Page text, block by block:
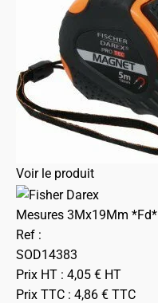
Voir le produit
Mesures 3Mx19Mm *Fd*
Ref :
SOD14383
Prix HT : 4,05 € HT
Prix TTC : 4,86 € TTC